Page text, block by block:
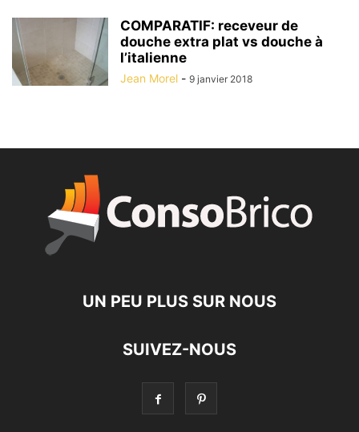
COMPARATIF: receveur de
douche extra plat vs douche à
l’italienne
Jean Morel - 9 janvier 2018
UN PEU PLUS SUR NOUS
SUIVEZ-NOUS